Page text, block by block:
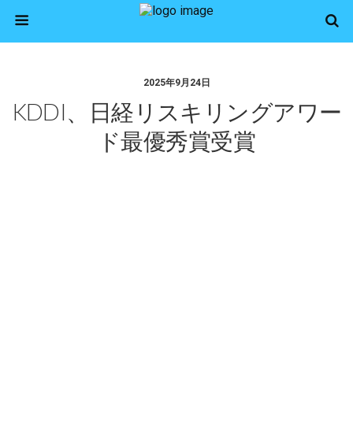
2025年9月24日
KDDI、日経リスキリングアワー
ド最優秀賞受賞